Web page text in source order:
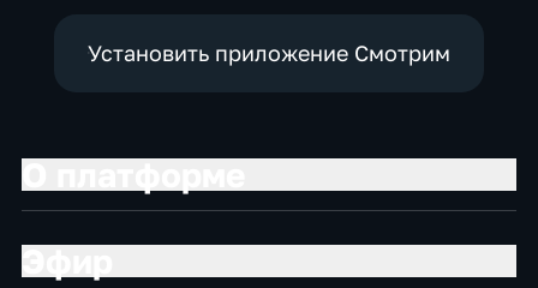
Установить приложение Смотрим